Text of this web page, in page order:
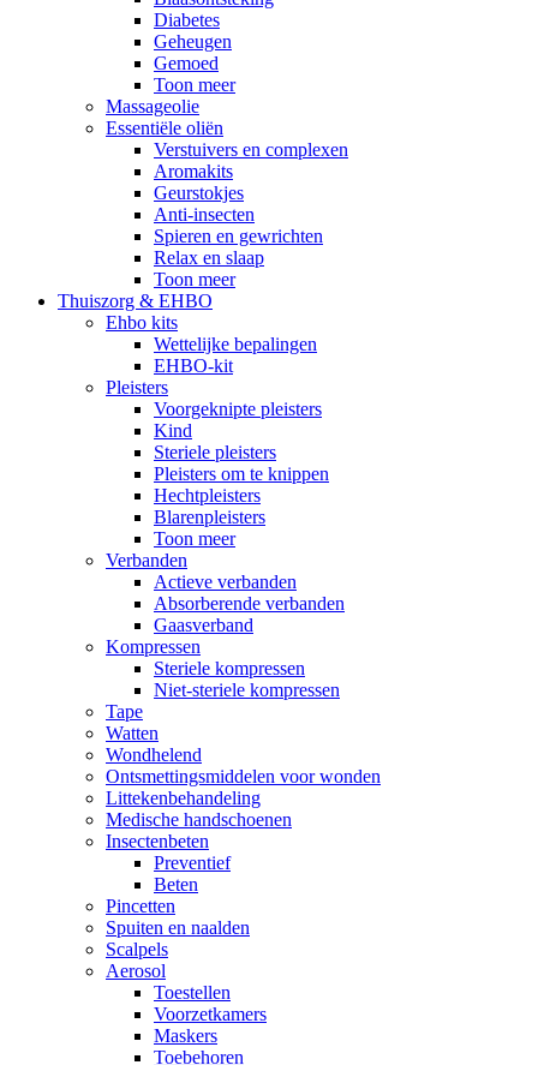
Diabetes
Geheugen
Gemoed
Toon meer
Massageolie
Essentiële oliën
Verstuivers en complexen
Aromakits
Geurstokjes
Anti-insecten
Spieren en gewrichten
Relax en slaap
Toon meer
Thuiszorg & EHBO
Ehbo kits
Wettelijke bepalingen
EHBO-kit
Pleisters
Voorgeknipte pleisters
Kind
Steriele pleisters
Pleisters om te knippen
Hechtpleisters
Blarenpleisters
Toon meer
Verbanden
Actieve verbanden
Absorberende verbanden
Gaasverband
Kompressen
Steriele kompressen
Niet-steriele kompressen
Tape
Watten
Wondhelend
Ontsmettingsmiddelen voor wonden
Littekenbehandeling
Medische handschoenen
Insectenbeten
Preventief
Beten
Pincetten
Spuiten en naalden
Scalpels
Aerosol
Toestellen
Voorzetkamers
Maskers
Toebehoren